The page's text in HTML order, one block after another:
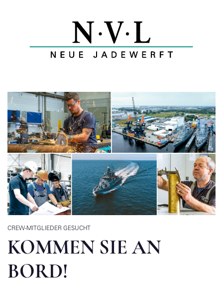
CREW-MITGLIEDER GESUCHT
KOMMEN SIE AN
BORD!